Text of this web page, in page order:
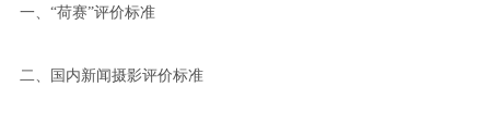
一、“荷赛”评价标准
二、国内新闻摄影评价标准